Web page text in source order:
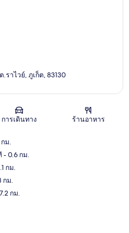
แผนที่
ราไวย์, ภูเก็ต, 83130
การเดินทาง ร้านอาหาร
กม.
- 0.6 กม.
กม.
กม.
กม.